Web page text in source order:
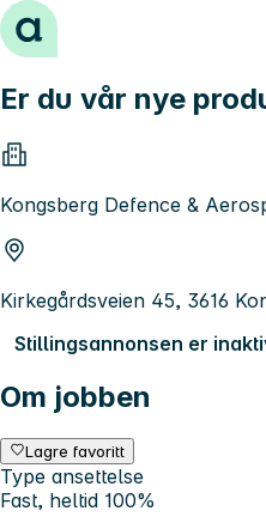
Hopp til innhold
Er du vår nye
Kongsberg Defence &
Kirkegårdsveien 45, 3616
Stillingsannonsen er
Om jobben
Lagre favoritt
Type ansettelse
Fast, heltid 100%